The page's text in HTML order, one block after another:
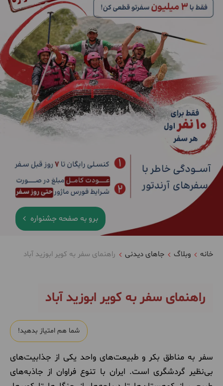
برو به صفحه جشنواره
خانه وبلاگ جاهای دیدنی راهنمای سفر به کویر ابوزید آباد
راهنمای سفر به کویر ابوزید آباد
شما هم امتیاز بدهید!
سفر به مناطق بکر و طبیعت‌های واحد یکی از جذابیت‌های
بی‌نظیر گردشگری است. ایران با تنوع فراوان از جاذبه‌های